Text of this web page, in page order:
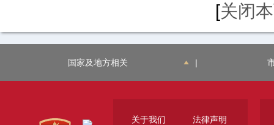
[关闭
国家及地方相关 |
关于我们 法律声明